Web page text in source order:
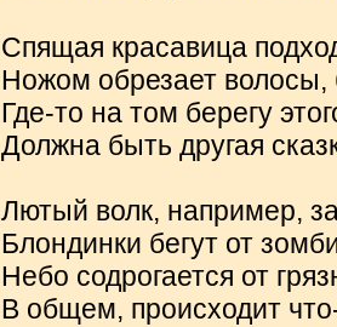
Спящая красавица
Ножом обрезает волосы,
Где-то на том берегу
Должна быть другая
Лютый волк, например,
Блондинки бегут от
Небо содрогается от
В общем, происходит